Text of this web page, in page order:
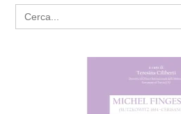
Search
for: